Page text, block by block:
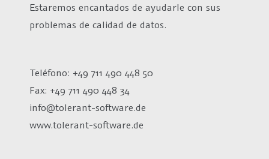
Estaremos encantados de ayudarle con sus
problemas de calidad de datos.
Teléfono: +49 711 490 448 50
Fax: +49 711 490 448 34
info@tolerant-software.de
www.tolerant-software.de